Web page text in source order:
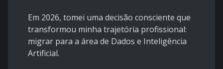
Em 2026, tomei uma decisão consciente que
transformou minha trajetória profissional:
migrar para a área de Dados e Inteligência
Artificial.